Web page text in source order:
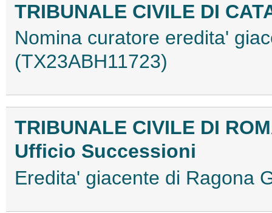
TRIBUNALE CIVILE DI
Nomina curatore eredita'
(TX23ABH11723)
TRIBUNALE CIVILE DI
Ufficio Successioni
Eredita' giacente di Ragona